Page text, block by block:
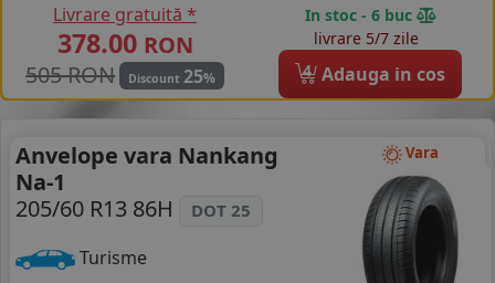
Livrare gratuită *
378.00 RON
505 RON
Discount 25%
In stoc - 6 buc
livrare 5/7 zile
4 Adauga in cos
Vara
Anvelope vara Nankang
Na-1
205/60 R13 86H
DOT 25
Turisme